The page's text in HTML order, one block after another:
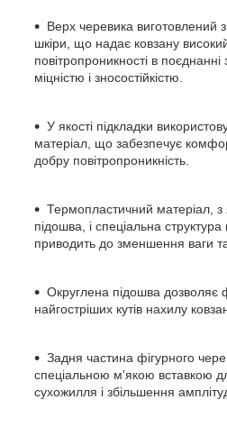
Верх черевика виготовлений
шкіри, що надає ковзану
повітропроникності в
міцністю і зносостійкістю.
У якості підкладки
матеріал, що забезпечує
добру повітропроникність.
Термопластичний матеріал, з
підошва, і спеціальна структура
приводить до зменшення ваги та
Округлена підошва дозволяє
найгостріших кутів нахилу
Задня частина фігурного
спеціальною м'якою вставкою
сухожилля і збільшення